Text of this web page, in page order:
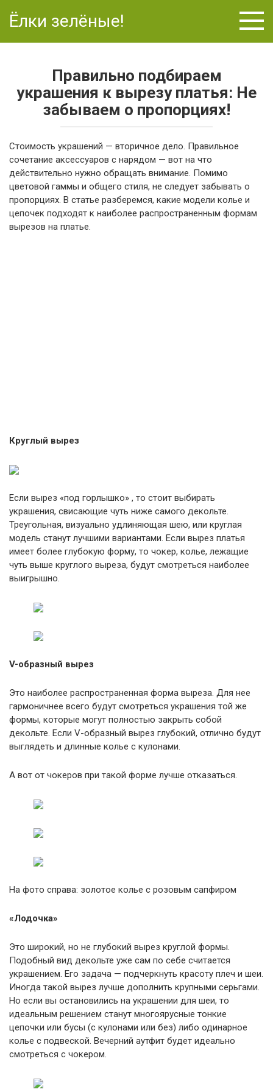
Ёлки зелёные!
Правильно подбираем
украшения к вырезу платья: Не
забываем о пропорциях!
Стоимость украшений — вторичное дело. Правильное
сочетание аксессуаров с нарядом — вот на что
действительно нужно обращать внимание. Помимо
цветовой гаммы и общего стиля, не следует забывать о
пропорциях. В статье разберемся, какие модели колье и
цепочек подходят к наиболее распространенным формам
вырезов на платье.
Круглый вырез
Если вырез «под горлышко» , то стоит выбирать
украшения, свисающие чуть ниже самого декольте.
Треугольная, визуально удлиняющая шею, или круглая
модель станут лучшими вариантами. Если вырез платья
имеет более глубокую форму, то чокер, колье, лежащие
чуть выше круглого выреза, будут смотреться наиболее
выигрышно.
V-образный вырез
Это наиболее распространенная форма выреза. Для нее
гармоничнее всего будут смотреться украшения той же
формы, которые могут полностью закрыть собой
декольте. Если V-образный вырез глубокий, отлично будут
выглядеть и длинные колье с кулонами.
А вот от чокеров при такой форме лучше отказаться.
На фото справа: золотое колье c розовым сапфиром
«Лодочка»
Это широкий, но не глубокий вырез круглой формы.
Подобный вид декольте уже сам по себе считается
украшением. Его задача — подчеркнуть красоту плеч и шеи.
Иногда такой вырез лучше дополнить крупными серьгами.
Но если вы остановились на украшении для шеи, то
идеальным решением станут многоярусные тонкие
цепочки или бусы (с кулонами или без) либо одинарное
колье с подвеской. Вечерний аутфит будет идеально
смотреться с чокером.